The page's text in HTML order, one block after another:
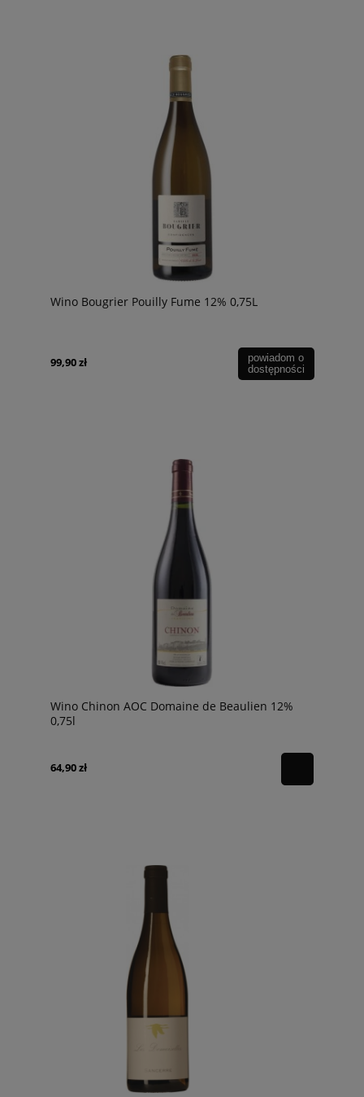
Wino Bougrier Pouilly Fume 12% 0,75L
99,90 zł
powiadom o
dostępności
Wino Chinon AOC Domaine de Beaulien 12%
0,75l
64,90 zł